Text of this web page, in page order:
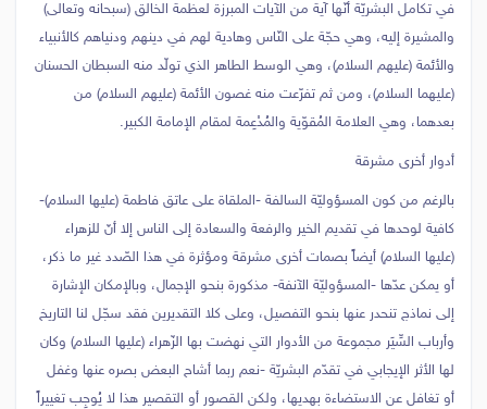
في تكامل البشريّة أنّها آية من الآيات المبرزة لعظمة الخالق (سبحانه وتعالى)
والمشيرة إليه، وهي حجّة على النّاس وهادية لهم في دينهم ودنياهم كالأنبياء
والأئمة (عليهم السلام)، وهي الوسط الطاهر الذي تولّد منه السبطان الحسنان
(عليهما السلام)، ومن ثم تفرّعت منه غصون الأئمة (عليهم السلام) من
بعدهما، وهي العلامة المُقوّية والمُدْعِمة لمقام الإمامة الكبير.
أدوار أخرى مشرقة
بالرغم من كون المسؤوليّة السالفة -الملقاة على عاتق فاطمة (عليها السلام)-
كافية لوحدها في تقديم الخير والرفعة والسعادة إلى الناس إلا أنّ للزهراء
(عليها السلام) أيضاً بصمات أخرى مشرقة ومؤثرة في هذا الصّدد غير ما ذكر،
أو يمكن عدّها -المسؤوليّة الآنفة- مذكورة بنحو الإجمال، وبالإمكان الإشارة
إلى نماذج تنحدر عنها بنحو التفصيل، وعلى كلا التقديرين فقد سجّل لنا التاريخ
وأرباب السِّيَر مجموعة من الأدوار التي نهضت بها الزّهراء (عليها السلام) وكان
لها الأثر الإيجابي في تقدّم البشريّة -نعم ربما أشاح البعض بصره عنها وغفل
أو تغافل عن الاستضاءة بهديها، ولكن القصور أو التقصير هذا لا يُوجِب تغييراً